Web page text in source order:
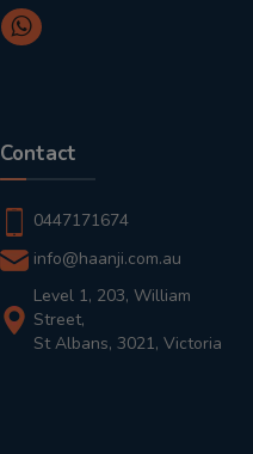
Contact
0447171674
info@haanji.com.au
Level 1, 203, William
Street,
St Albans, 3021, Victoria